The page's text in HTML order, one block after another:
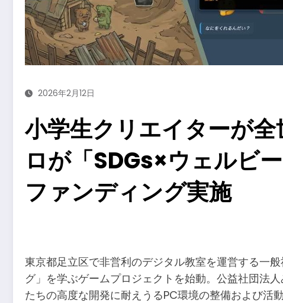
2026年2月12日
小学生クリエイターが
ロが「SDGs×ウェルビ
ファンディング実施
東京都足立区で非営利のデジタル教室を運営する一
グ」を学ぶゲームプロジェクトを始動。公益社団法
たちの高度な開発に耐えうるPC環境の整備および